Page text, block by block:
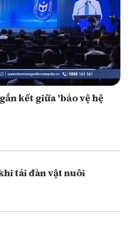
kết giữa 'bảo vệ hệ
tái đàn vật nuôi